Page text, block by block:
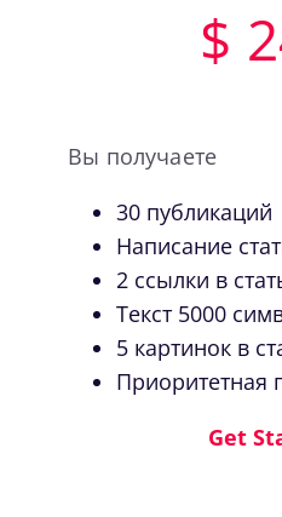
$
Вы получаете
30 публикаций
Написание
2 ссылки в
Текст 5000
5 картинок в
Приоритетная
Get